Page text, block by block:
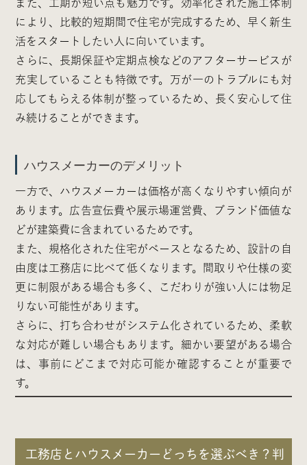
また、工期が短い点も魅力です。効率化された施工体制
により、比較的短期間で住宅が完成するため、早く新生
活をスタートしたい人に向いています。
さらに、長期保証や定期点検などのアフターサービスが
充実していることも特徴です。万が一のトラブルにも対
応してもらえる体制が整っているため、長く安心して住
み続けることができます。
ハウスメーカーのデメリット
一方で、ハウスメーカーは価格が高くなりやすい傾向が
あります。広告宣伝費や展示場運営費、ブランド価値な
どが建築費に含まれているためです。
また、規格化された住宅がベースとなるため、設計の自
由度は工務店に比べて低くなります。間取りや仕様の変
更に制限がある場合も多く、こだわりが強い人には物足
りない可能性があります。
さらに、打ち合わせがシステム化されているため、柔軟
な対応が難しい場合もあります。細かい要望がある場合
は、事前にどこまで対応可能か確認することが重要で
す。
工務店とハウスメーカーどっちを選ぶべき？判